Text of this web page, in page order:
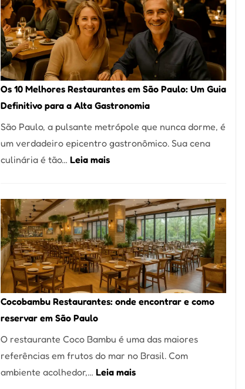
tradição
em
pizza
artesanal
no
forno
à
lenha
na
Vila
Os 10 Melhores Restaurantes em São Paulo: Um Guia
Definitivo para a Alta Gastronomia
São Paulo, a pulsante metrópole que nunca dorme, é
um verdadeiro epicentro gastronômico. Sua cena
culinária é tão… Leia mais:
Melhores
Restaurantes
em
São
Paulo:
Um
Guia
para
a
Alta
Cocobambu Restaurantes: onde encontrar e como
reservar em São Paulo
O restaurante Coco Bambu é uma das maiores
referências em frutos do mar no Brasil. Com
ambiente acolhedor,… Leia mais: